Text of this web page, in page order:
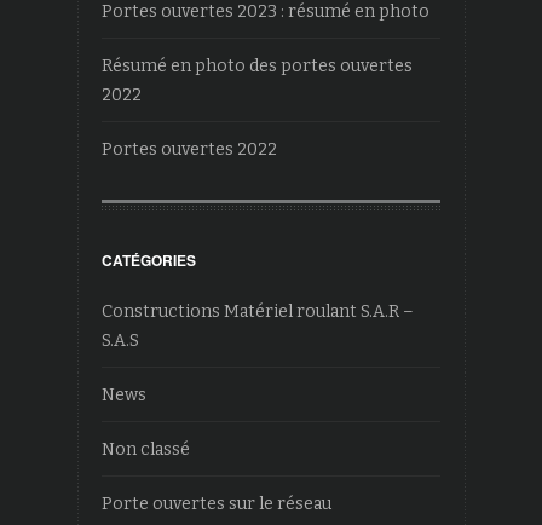
Portes ouvertes 2023 : résumé en photo
Résumé en photo des portes ouvertes
2022
Portes ouvertes 2022
CATÉGORIES
Constructions Matériel roulant S.A.R –
S.A.S
News
Non classé
Porte ouvertes sur le réseau